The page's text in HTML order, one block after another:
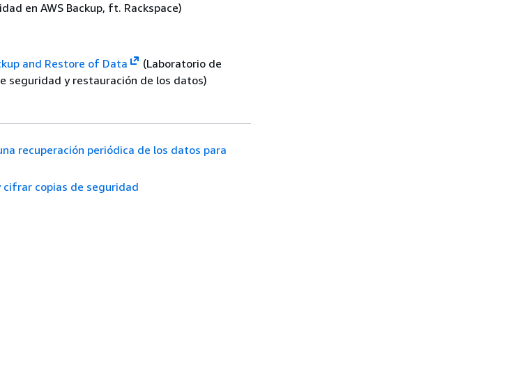
en AWS Backup, ft. Rackspace)
and Restore of Data
(Laboratorio de
seguridad y restauración de los datos)
recuperación periódica de los datos para
cifrar copias de seguridad